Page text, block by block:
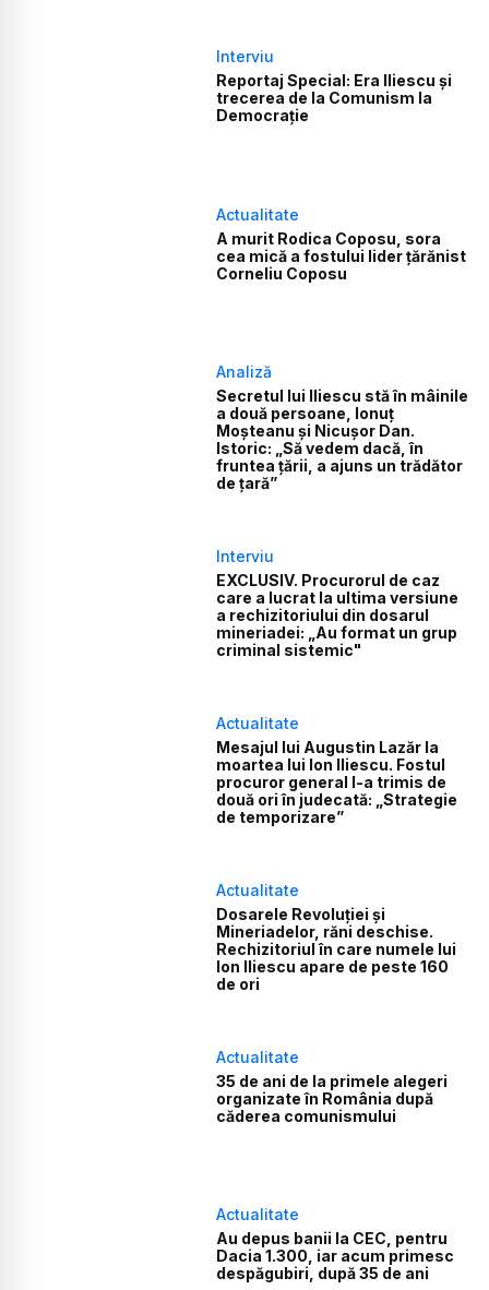
Interviu
Reportaj Special: Era Iliescu și
trecerea de la Comunism la
Democrație
Actualitate
A murit Rodica Coposu, sora
cea mică a fostului lider țărănist
Corneliu Coposu
Analiză
Secretul lui Iliescu stă în mâinile
a două persoane, Ionuț
Moșteanu și Nicușor Dan.
Istoric: „Să vedem dacă, în
fruntea țării, a ajuns un trădător
de țară”
Interviu
EXCLUSIV. Procurorul de caz
care a lucrat la ultima versiune
a rechizitoriului din dosarul
mineriadei: „Au format un grup
criminal sistemic"
Actualitate
Mesajul lui Augustin Lazăr la
moartea lui Ion Iliescu. Fostul
procuror general l-a trimis de
două ori în judecată: „Strategie
de temporizare”
Actualitate
Dosarele Revoluției și
Mineriadelor, răni deschise.
Rechizitoriul în care numele lui
Ion Iliescu apare de peste 160
de ori
Actualitate
35 de ani de la primele alegeri
organizate în România după
căderea comunismului
Actualitate
Au depus banii la CEC, pentru
Dacia 1.300, iar acum primesc
despăgubiri, după 35 de ani